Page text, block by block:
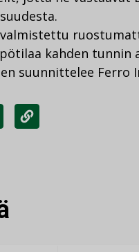
kahden tunnin
suunnittelee Ferro